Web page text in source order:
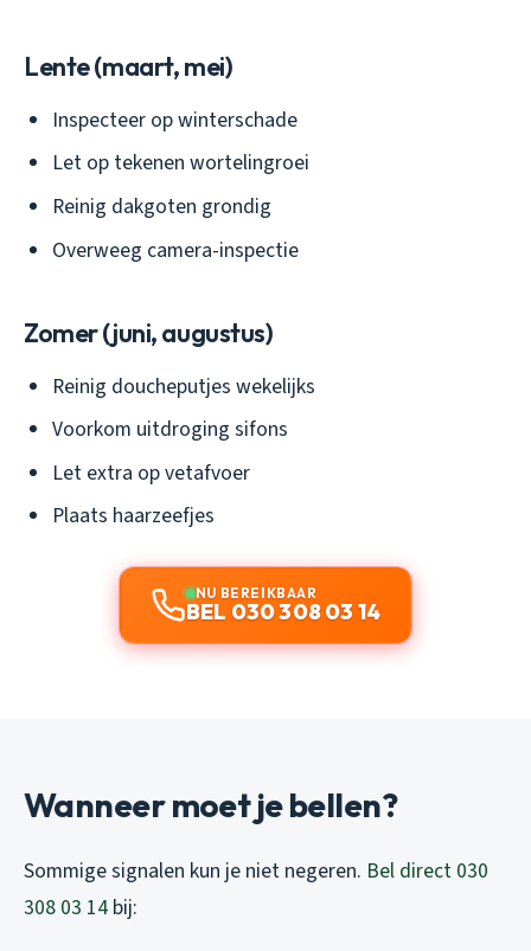
Lente (maart, mei)
Inspecteer op winterschade
Let op tekenen wortelingroei
Reinig dakgoten grondig
Overweeg camera-inspectie
Zomer (juni, augustus)
Reinig doucheputjes wekelijks
Voorkom uitdroging sifons
Let extra op vetafvoer
Plaats haarzeefjes
NU BEREIKBAAR
BEL 030 308 03 14
Wanneer moet je bellen?
Sommige signalen kun je niet negeren. Bel direct 030
308 03 14 bij: